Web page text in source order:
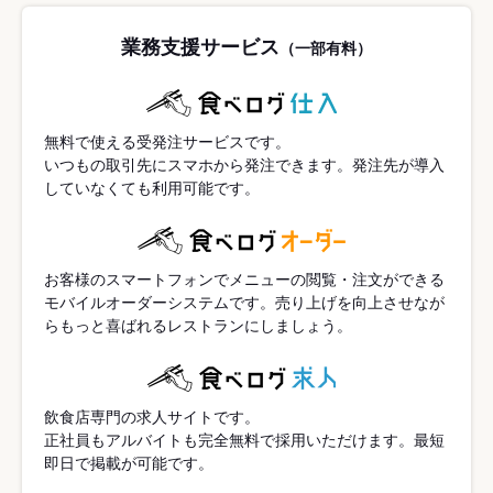
業務支援サービス （一部有料）
無料で使える受発注サービスです。
いつもの取引先にスマホから発注できます。発注先が導入
していなくても利用可能です。
お客様のスマートフォンでメニューの閲覧・注文ができる
モバイルオーダーシステムです。売り上げを向上させなが
らもっと喜ばれるレストランにしましょう。
飲食店専門の求人サイトです。
正社員もアルバイトも完全無料で採用いただけます。最短
即日で掲載が可能です。